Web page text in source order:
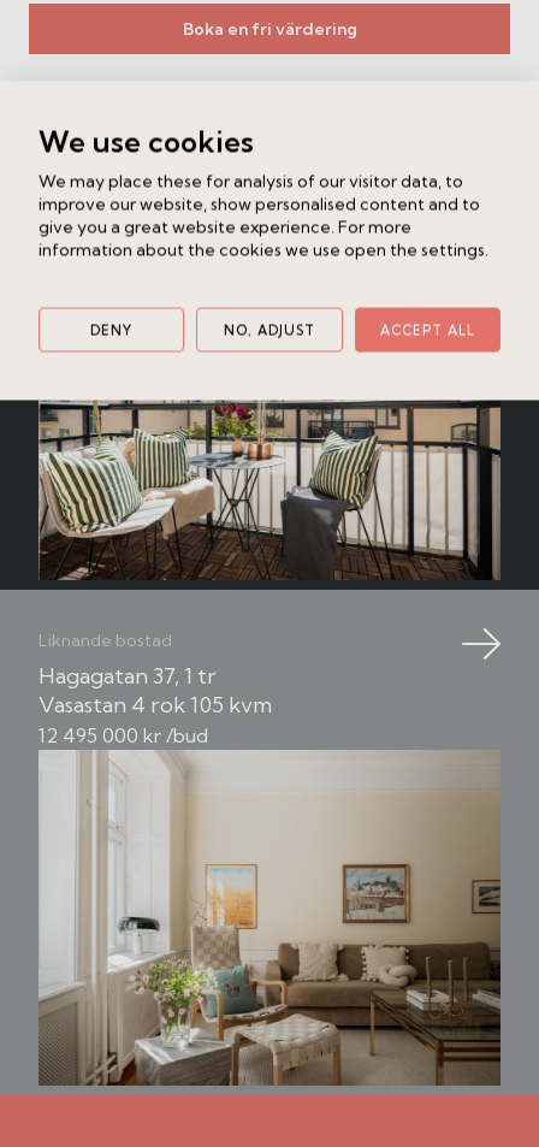
Det rymliga badrummet har dubbla blandare och
bedroom bjuder på skräddarsydd förvaring med
platsbyggda garderober. I den inre hallen finns
dessutom en trivsam arbetshörna som gör
hemmakontoret till en naturlig del av bostaden.
Stureplan och NK, med promenadavstånd till
Centralstationen. En plats där stadens puls möter
stillhet och där 1920-talets charm lever vidare med
Boka en fri värdering
Liknande bostad
Surbrunnsgatan 8A, 3/3tr
Vasastan 3 rok 93 kvm
12 450 000 kr /Bud
Liknande bostad
Hagagatan 37, 1 tr
Vasastan 4 rok 105 kvm
12 495 000 kr /bud
We use cookies
We may place these for analysis of our visitor data, to
improve our website, show personalised content and to
give you a great website experience. For more
information about the cookies we use open the settings.
DENY NO, ADJUST ACCEPT ALL